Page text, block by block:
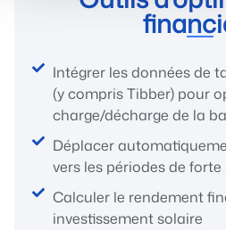
Intégrer les données de
(y compris Tibber) pour
charge/décharge de la
Déplacer
vers les périodes de
Calculer le rendement
investissement solaire